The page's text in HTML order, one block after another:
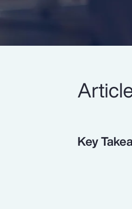
Key